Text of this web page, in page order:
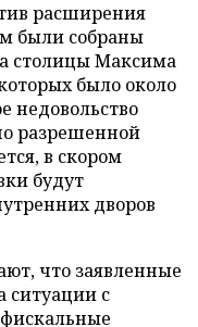
расширения
были собраны
столицы Максима
было около
недовольство
разрешенной
в скором
будут
дворов
что заявленные
ситуации с